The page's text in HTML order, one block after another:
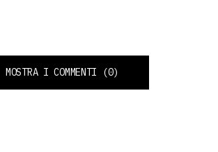
MOSTRA I COMMENTI (0)